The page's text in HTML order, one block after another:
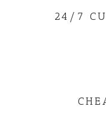
24/7